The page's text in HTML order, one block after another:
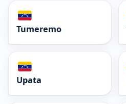
Tumeremo
Upata